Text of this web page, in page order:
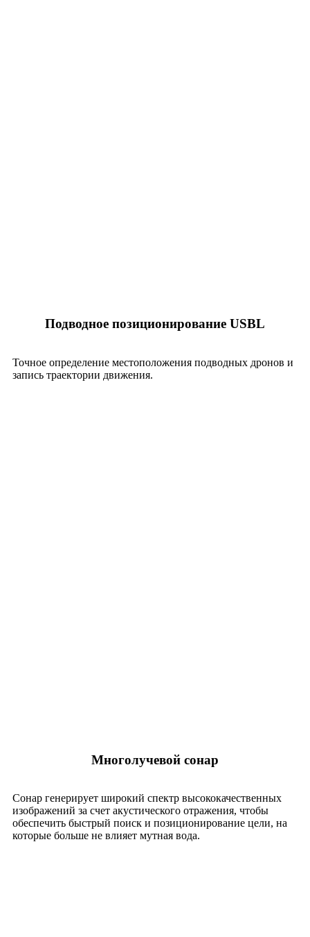
Подводное позиционирование USBL
Точное определение местоположения подводных дронов и
запись траектории движения.
Многолучевой сонар
Сонар генерирует широкий спектр высококачественных
изображений за счет акустического отражения, чтобы
обеспечить быстрый поиск и позиционирование цели, на
которые больше не влияет мутная вода.